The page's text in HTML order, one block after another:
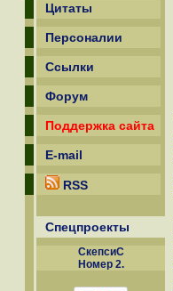
Цитаты
Персоналии
Ссылки
Форум
Поддержка сайта
E-mail
RSS
Спецпроекты
СкепсиС
Номер 2.